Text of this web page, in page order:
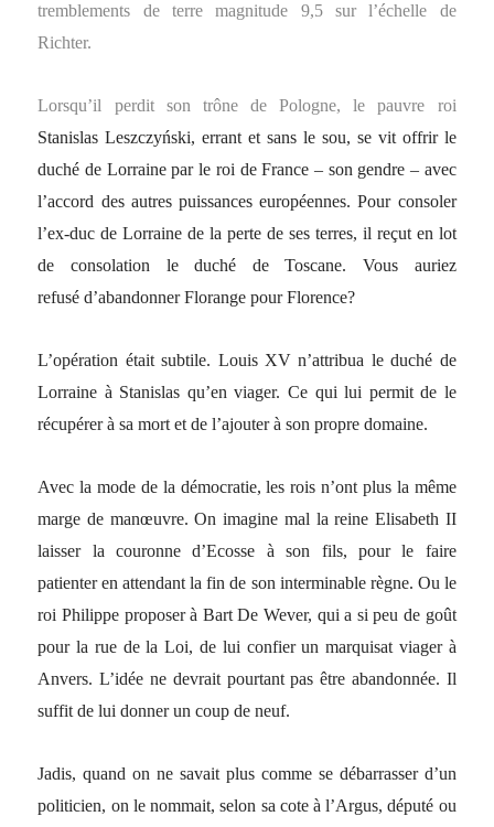
tremblements de terre magnitude 9,5 sur l’échelle de
Richter.
Lorsqu’il perdit son trône de Pologne, le pauvre roi
Stanislas Leszczyński, errant et sans le sou, se vit offrir le
duché de Lorraine par le roi de France – son gendre – avec
l’accord des autres puissances européennes. Pour consoler
l’ex-duc de Lorraine de la perte de ses terres, il reçut en lot
de consolation le duché de Toscane. Vous auriez
refusé d’abandonner Florange pour Florence?
L’opération était subtile. Louis XV n’attribua le duché de
Lorraine à Stanislas qu’en viager. Ce qui lui permit de le
récupérer à sa mort et de l’ajouter à son propre domaine.
Avec la mode de la démocratie, les rois n’ont plus la même
marge de manœuvre. On imagine mal la reine Elisabeth II
laisser la couronne d’Ecosse à son fils, pour le faire
patienter en attendant la fin de son interminable règne. Ou le
roi Philippe proposer à Bart De Wever, qui a si peu de goût
pour la rue de la Loi, de lui confier un marquisat viager à
Anvers. L’idée ne devrait pourtant pas être abandonnée. Il
suffit de lui donner un coup de neuf.
Jadis, quand on ne savait plus comme se débarrasser d’un
politicien, on le nommait, selon sa cote à l’Argus, député ou